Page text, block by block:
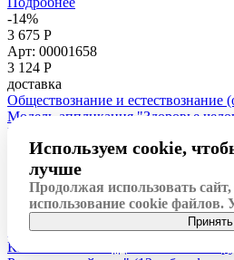
-14%
3 675 Р
Арт: 00001658
3 124 Р
доставка
Обществознание и
Модель-аппликация "Здоровье
Подробнее
-15%
7 560 Р
Арт: 00001647
6 426Р
доставка
Обществознание и
Комплект таблиц для нач. шк.
Используем cookie,
лучше
Продолжая использовать
использование cookie файлов.
Принять